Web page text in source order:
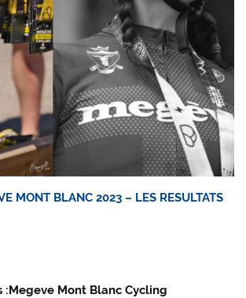
MONT BLANC 2023 – LES RESULTATS
:Megeve Mont Blanc Cycling